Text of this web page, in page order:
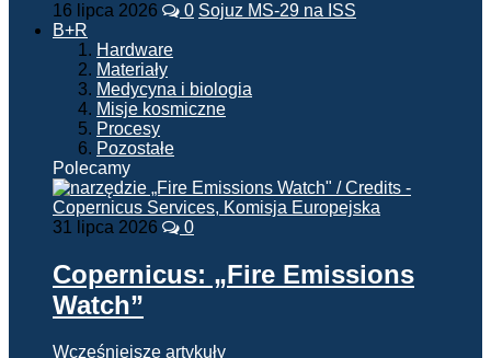
16 lipca 2026 0 Sojuz MS-29 na ISS
B+R
Hardware
Materiały
Medycyna i biologia
Misje kosmiczne
Procesy
Pozostałe
Polecamy
31 lipca 2026 0
Copernicus: „Fire Emissions
Watch”
Wcześniejsze artykuły